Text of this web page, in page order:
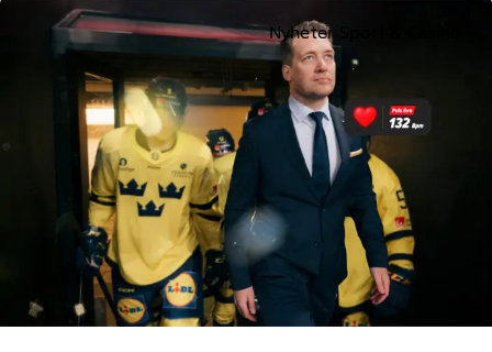
Nyheter Sport & Casino